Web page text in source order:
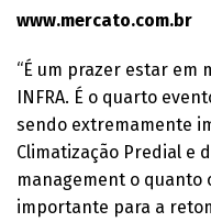
www.mercato.com.br
“É um prazer estar em
INFRA. É o quarto
sendo extremamente
Climatização Predial e
management o quanto
importante para a